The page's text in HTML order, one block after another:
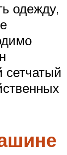
одежду,
сетчатый